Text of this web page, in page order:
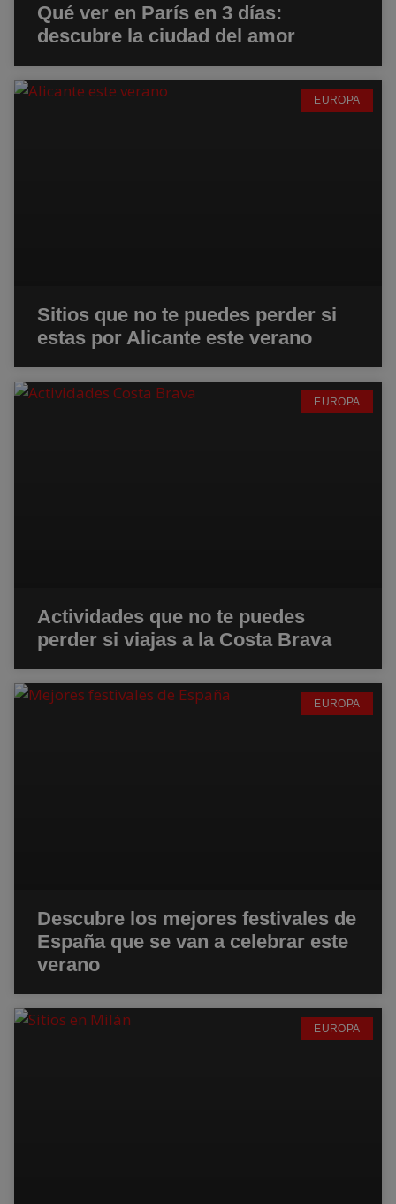
Qué ver en París en 3 días:
descubre la ciudad del amor
EUROPA
Sitios que no te puedes perder si
estas por Alicante este verano
EUROPA
Actividades que no te puedes
perder si viajas a la Costa Brava
EUROPA
Descubre los mejores festivales de
España que se van a celebrar este
verano
EUROPA